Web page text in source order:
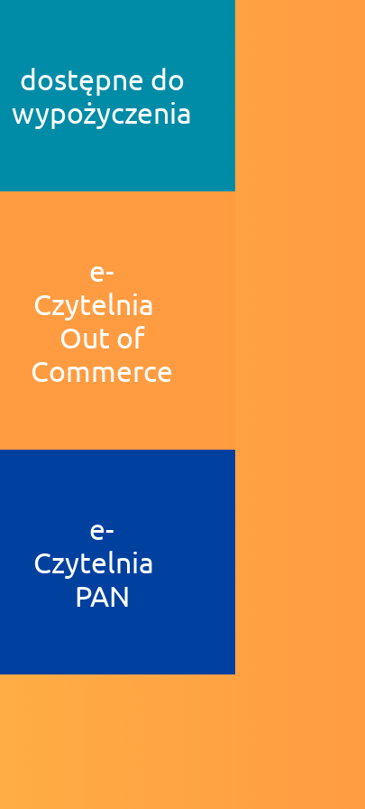
dostępne do
wypożyczenia
e-
Czytelnia
Out of
Commerce
e-
Czytelnia
PAN